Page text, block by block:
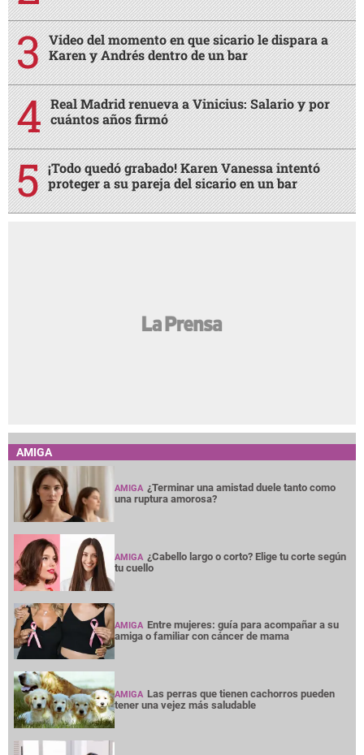
Video del momento en que sicario le dispara a
Karen y Andrés dentro de un bar
Real Madrid renueva a Vinicius: Salario y por
cuántos años firmó
¡Todo quedó grabado! Karen Vanessa intentó
proteger a su pareja del sicario en un bar
AMIGA
AMIGA ¿Terminar una amistad duele tanto como
una ruptura amorosa?
AMIGA ¿Cabello largo o corto? Elige tu corte según
tu cuello
AMIGA Entre mujeres: guía para acompañar a su
amiga o familiar con cáncer de mama
AMIGA Las perras que tienen cachorros pueden
tener una vejez más saludable